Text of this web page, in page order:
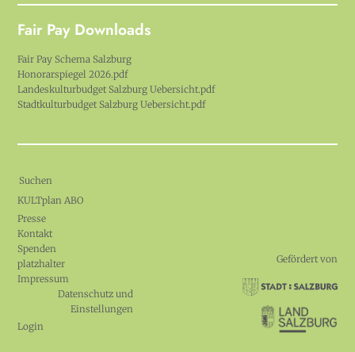
Suchen
KULTplan ABO
Presse
Kontakt
Spenden
platzhalter
Impressum
Datenschutz und
Einstellungen
Login
Fair Pay Downloads
Fair Pay Schema Salzburg
Honorarspiegel 2026.pdf
Landeskulturbudget Salzburg Uebersicht.pdf
Stadtkulturbudget Salzburg Uebersicht.pdf
Gefördert von